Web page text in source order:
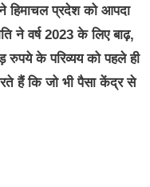
हिमाचल प्रदेश को आपदा
ने वर्ष 2023 के लिए बाढ़,
रुपये के परिव्यय को पहले ही
हैं कि जो भी पैसा केंद्र से